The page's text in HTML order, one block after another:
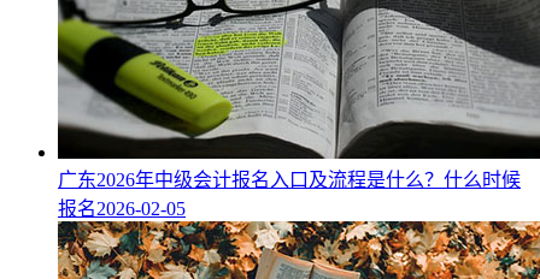
广东2026年中级会计报名入口及流程是什么？什么时候
报名2026-02-05